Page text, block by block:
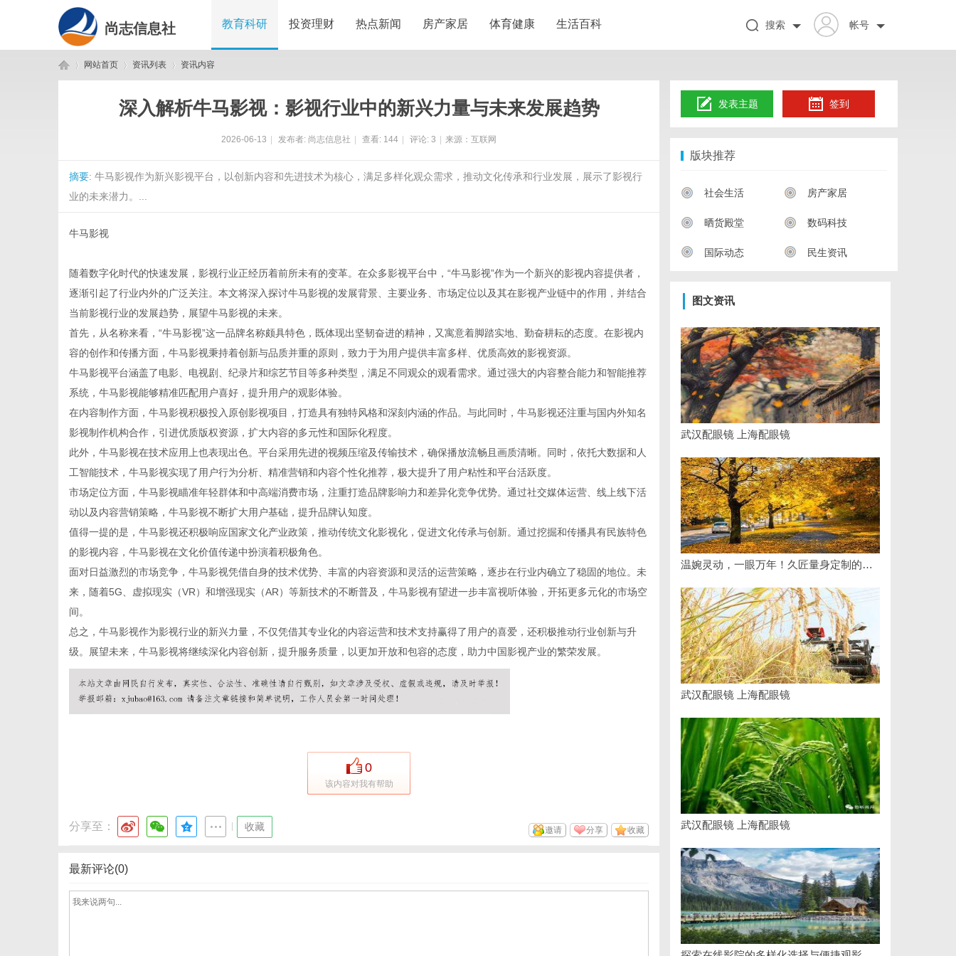
尚志信息社 教育科研 投资理财 热点新闻 房产家居 体育健康 生活百科 帐号
搜索
网站首页 资讯列表 资讯内容
深入解析牛马影视：影视行业中的新兴力量与未来发展趋势
2026-06-13 发布者: 尚志信息社 查看: 144 评论: 3 来源：互联网
摘要: 牛马影视作为新兴影视平台，以创新内容和先进技术为核心，满足多样化观众需求，推动文化传承和行业发展，展示了影视行
业的未来潜力。...
牛马影视
随着数字化时代的快速发展，影视行业正经历着前所未有的变革。在众多影视平台中，“牛马影视”作为一个新兴的影视内容提供者，
逐渐引起了行业内外的广泛关注。本文将深入探讨牛马影视的发展背景、主要业务、市场定位以及其在影视产业链中的作用，并结合
当前影视行业的发展趋势，展望牛马影视的未来。
首先，从名称来看，“牛马影视”这一品牌名称颇具特色，既体现出坚韧奋进的精神，又寓意着脚踏实地、勤奋耕耘的态度。在影视内
容的创作和传播方面，牛马影视秉持着创新与品质并重的原则，致力于为用户提供丰富多样、优质高效的影视资源。
牛马影视平台涵盖了电影、电视剧、纪录片和综艺节目等多种类型，满足不同观众的观看需求。通过强大的内容整合能力和智能推荐
系统，牛马影视能够精准匹配用户喜好，提升用户的观影体验。
在内容制作方面，牛马影视积极投入原创影视项目，打造具有独特风格和深刻内涵的作品。与此同时，牛马影视还注重与国内外知名
影视制作机构合作，引进优质版权资源，扩大内容的多元性和国际化程度。
此外，牛马影视在技术应用上也表现出色。平台采用先进的视频压缩及传输技术，确保播放流畅且画质清晰。同时，依托大数据和人
工智能技术，牛马影视实现了用户行为分析、精准营销和内容个性化推荐，极大提升了用户粘性和平台活跃度。
市场定位方面，牛马影视瞄准年轻群体和中高端消费市场，注重打造品牌影响力和差异化竞争优势。通过社交媒体运营、线上线下活
动以及内容营销策略，牛马影视不断扩大用户基础，提升品牌认知度。
值得一提的是，牛马影视还积极响应国家文化产业政策，推动传统文化影视化，促进文化传承与创新。通过挖掘和传播具有民族特色
的影视内容，牛马影视在文化价值传递中扮演着积极角色。
面对日益激烈的市场竞争，牛马影视凭借自身的技术优势、丰富的内容资源和灵活的运营策略，逐步在行业内确立了稳固的地位。未
来，随着5G、虚拟现实（VR）和增强现实（AR）等新技术的不断普及，牛马影视有望进一步丰富视听体验，开拓更多元化的市场空
间。
总之，牛马影视作为影视行业的新兴力量，不仅凭借其专业化的内容运营和技术支持赢得了用户的喜爱，还积极推动行业创新与升
级。展望未来，牛马影视将继续深化内容创新，提升服务质量，以更加开放和包容的态度，助力中国影视产业的繁荣发展。
0
该内容对我有帮助
分享至： 收藏 收藏
分享
邀请
最新评论(0)
发表主题 签到
版块推荐
社会生活 房产家居
晒货殿堂 数码科技
国际动态 民生资讯
图文资讯
武汉配眼镜 上海配眼镜
温婉灵动，一眼万年！久匠量身定制的眉眼唇，才是你整张脸的点睛之笔！淡颜系女生的气质加分项
武汉配眼镜 上海配眼镜
武汉配眼镜 上海配眼镜